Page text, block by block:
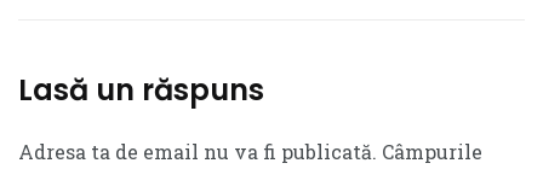
Lasă un răspuns
Adresa ta de email nu va fi publicată. Câmpurile